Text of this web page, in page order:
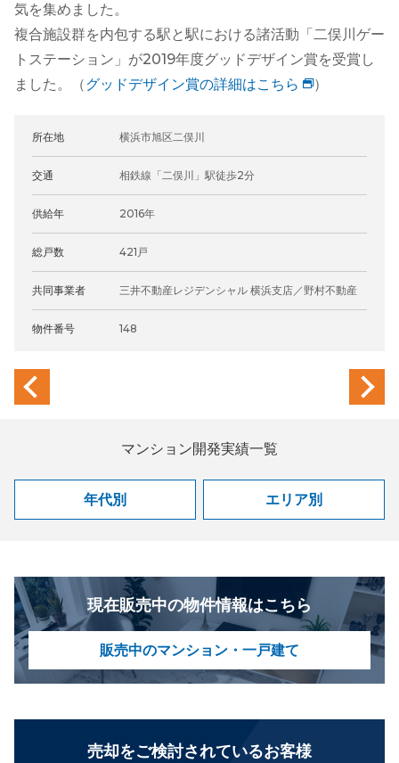
気を集めました。
複合施設群を内包する駅と駅における諸活動「二俣川ゲー
トステーション」が2019年度グッドデザイン賞を受賞し
ました。（グッドデザイン賞の詳細はこちら ）
所在地 横浜市旭区二俣川
交通 相鉄線「二俣川」駅徒歩2分
供給年 2016年
総戸数 421戸
共同事業者 三井不動産レジデンシャル 横浜支店／野村不動産
物件番号 148
マンション開発実績一覧
年代別 エリア別
現在販売中の物件情報はこちら
販売中のマンション・一戸建て
売却をご検討されているお客様